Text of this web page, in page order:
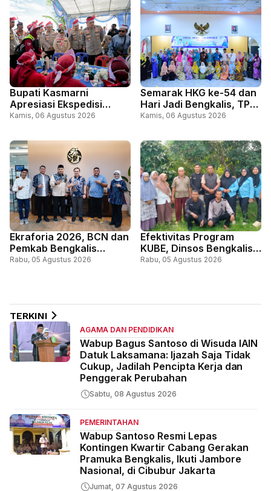
Cibubur Jakarta
ke-81 RI
Bupati Kasmarni
Apresiasi Ekspedisi
Merah Putih Presisi,
Masyarakat Perbatasan
Kamis, 06 Agustus 2026
Semarak HKG ke-54 dan
Hari Jadi Bengkalis, TP
PKK Bengkalis Gelar
Melayu
Kamis, 06 Agustus 2026
Ekraforia 2026, BCN dan
Pemkab Bengkalis
Gandeng Kemenko PM
Rabu, 05 Agustus 2026
Efektivitas Program
KUBE, Dinsos Bengkalis
Perkuat Pemberdayaan
Rabu, 05 Agustus 2026
TERKINI
AGAMA DAN PENDIDIKAN
Wabup Bagus Santoso di Wisuda IAIN
Datuk Laksamana: Ijazah Saja Tidak
Cukup, Jadilah Pencipta Kerja dan
Penggerak Perubahan
Sabtu, 08 Agustus 2026
PEMERINTAHAN
Wabup Santoso Resmi Lepas
Kontingen Kwartir Cabang Gerakan
Pramuka Bengkalis, Ikuti Jambore
Nasional, di Cibubur Jakarta
Jumat, 07 Agustus 2026